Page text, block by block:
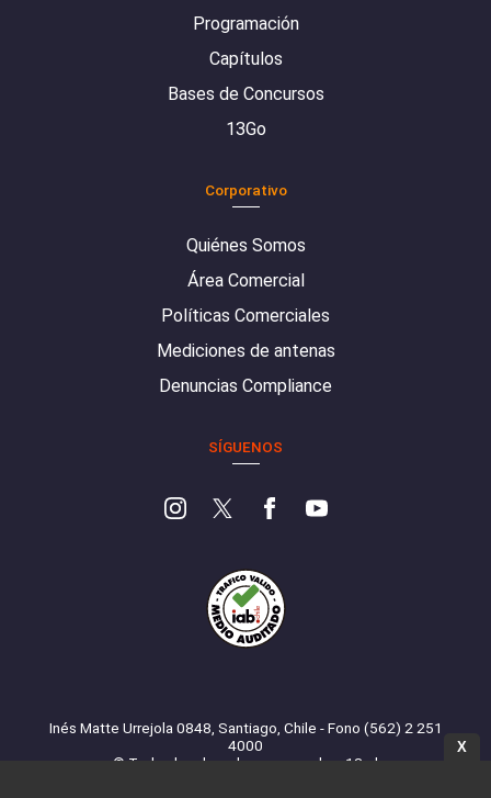
Programación
Capítulos
Bases de Concursos
13Go
Corporativo
Quiénes Somos
Área Comercial
Políticas Comerciales
Mediciones de antenas
Denuncias Compliance
SÍGUENOS
Inés Matte Urrejola 0848, Santiago, Chile - Fono (562) 2 251
4000
© Todos los derechos reservados. 13.cl
X